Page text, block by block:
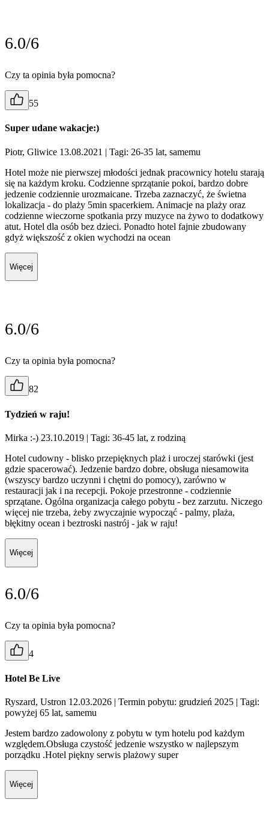
6.0/6
Czy ta opinia była pomocna?
55
Super udane wakacje:)
Piotr, Gliwice 13.08.2021 | Tagi: 26-35 lat, samemu
Hotel może nie pierwszej młodości jednak pracownicy hotelu starają
się na każdym kroku. Codzienne sprzątanie pokoi, bardzo dobre
jedzenie codziennie urozmaicane. Trzeba zaznaczyć, że świetna
lokalizacja - do plaży 5min spacerkiem. Animacje na plaży oraz
codzienne wieczorne spotkania przy muzyce na żywo to dodatkowy
atut. Hotel dla osób bez dzieci. Ponadto hotel fajnie zbudowany
gdyż większość z okien wychodzi na ocean
Więcej
6.0/6
Czy ta opinia była pomocna?
82
Tydzień w raju!
Mirka :-) 23.10.2019 | Tagi: 36-45 lat, z rodziną
Hotel cudowny - blisko przepięknych plaż i uroczej starówki (jest
gdzie spacerować). Jedzenie bardzo dobre, obsługa niesamowita
(wszyscy bardzo uczynni i chętni do pomocy), zarówno w
restauracji jak i na recepcji. Pokoje przestronne - codziennie
sprzątane. Ogólna organizacja całego pobytu - bez zarzutu. Niczego
więcej nie trzeba, żeby zwyczajnie wypocząć - palmy, plaża,
błękitny ocean i beztroski nastrój - jak w raju!
Więcej
6.0/6
Czy ta opinia była pomocna?
4
Hotel Be Live
Ryszard, Ustron 12.03.2026 | Termin pobytu: grudzień 2025 | Tagi:
powyżej 65 lat, samemu
Jestem bardzo zadowolony z pobytu w tym hotelu pod każdym
względem.Obsługa czystość jedzenie wszystko w najlepszym
porządku .Hotel piękny serwis plażowy super
Więcej